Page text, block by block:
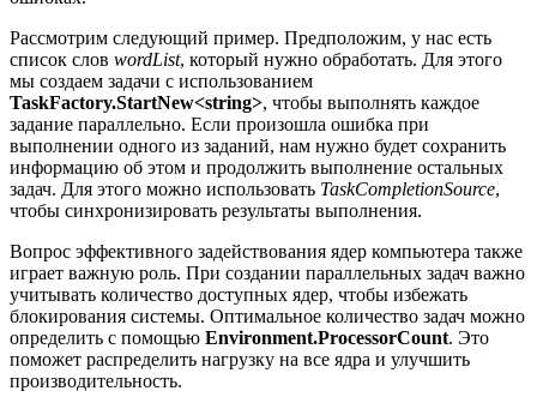
Рассмотрим следующий пример. Предположим, у нас есть
список слов wordList, который нужно обработать. Для этого
мы создаем задачи с использованием
TaskFactory.StartNew<string>, чтобы выполнять каждое
задание параллельно. Если произошла ошибка при
выполнении одного из заданий, нам нужно будет сохранить
информацию об этом и продолжить выполнение остальных
задач. Для этого можно использовать TaskCompletionSource,
чтобы синхронизировать результаты выполнения.
Вопрос эффективного задействования ядер компьютера также
играет важную роль. При создании параллельных задач важно
учитывать количество доступных ядер, чтобы избежать
блокирования системы. Оптимальное количество задач можно
определить с помощью Environment.ProcessorCount. Это
поможет распределить нагрузку на все ядра и улучшить
производительность.